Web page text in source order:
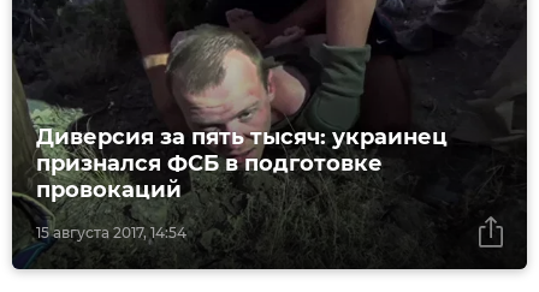
15 августа 2017, 14:54
Диверсия за пять тысяч: украинец
признался ФСБ в подготовке
провокаций